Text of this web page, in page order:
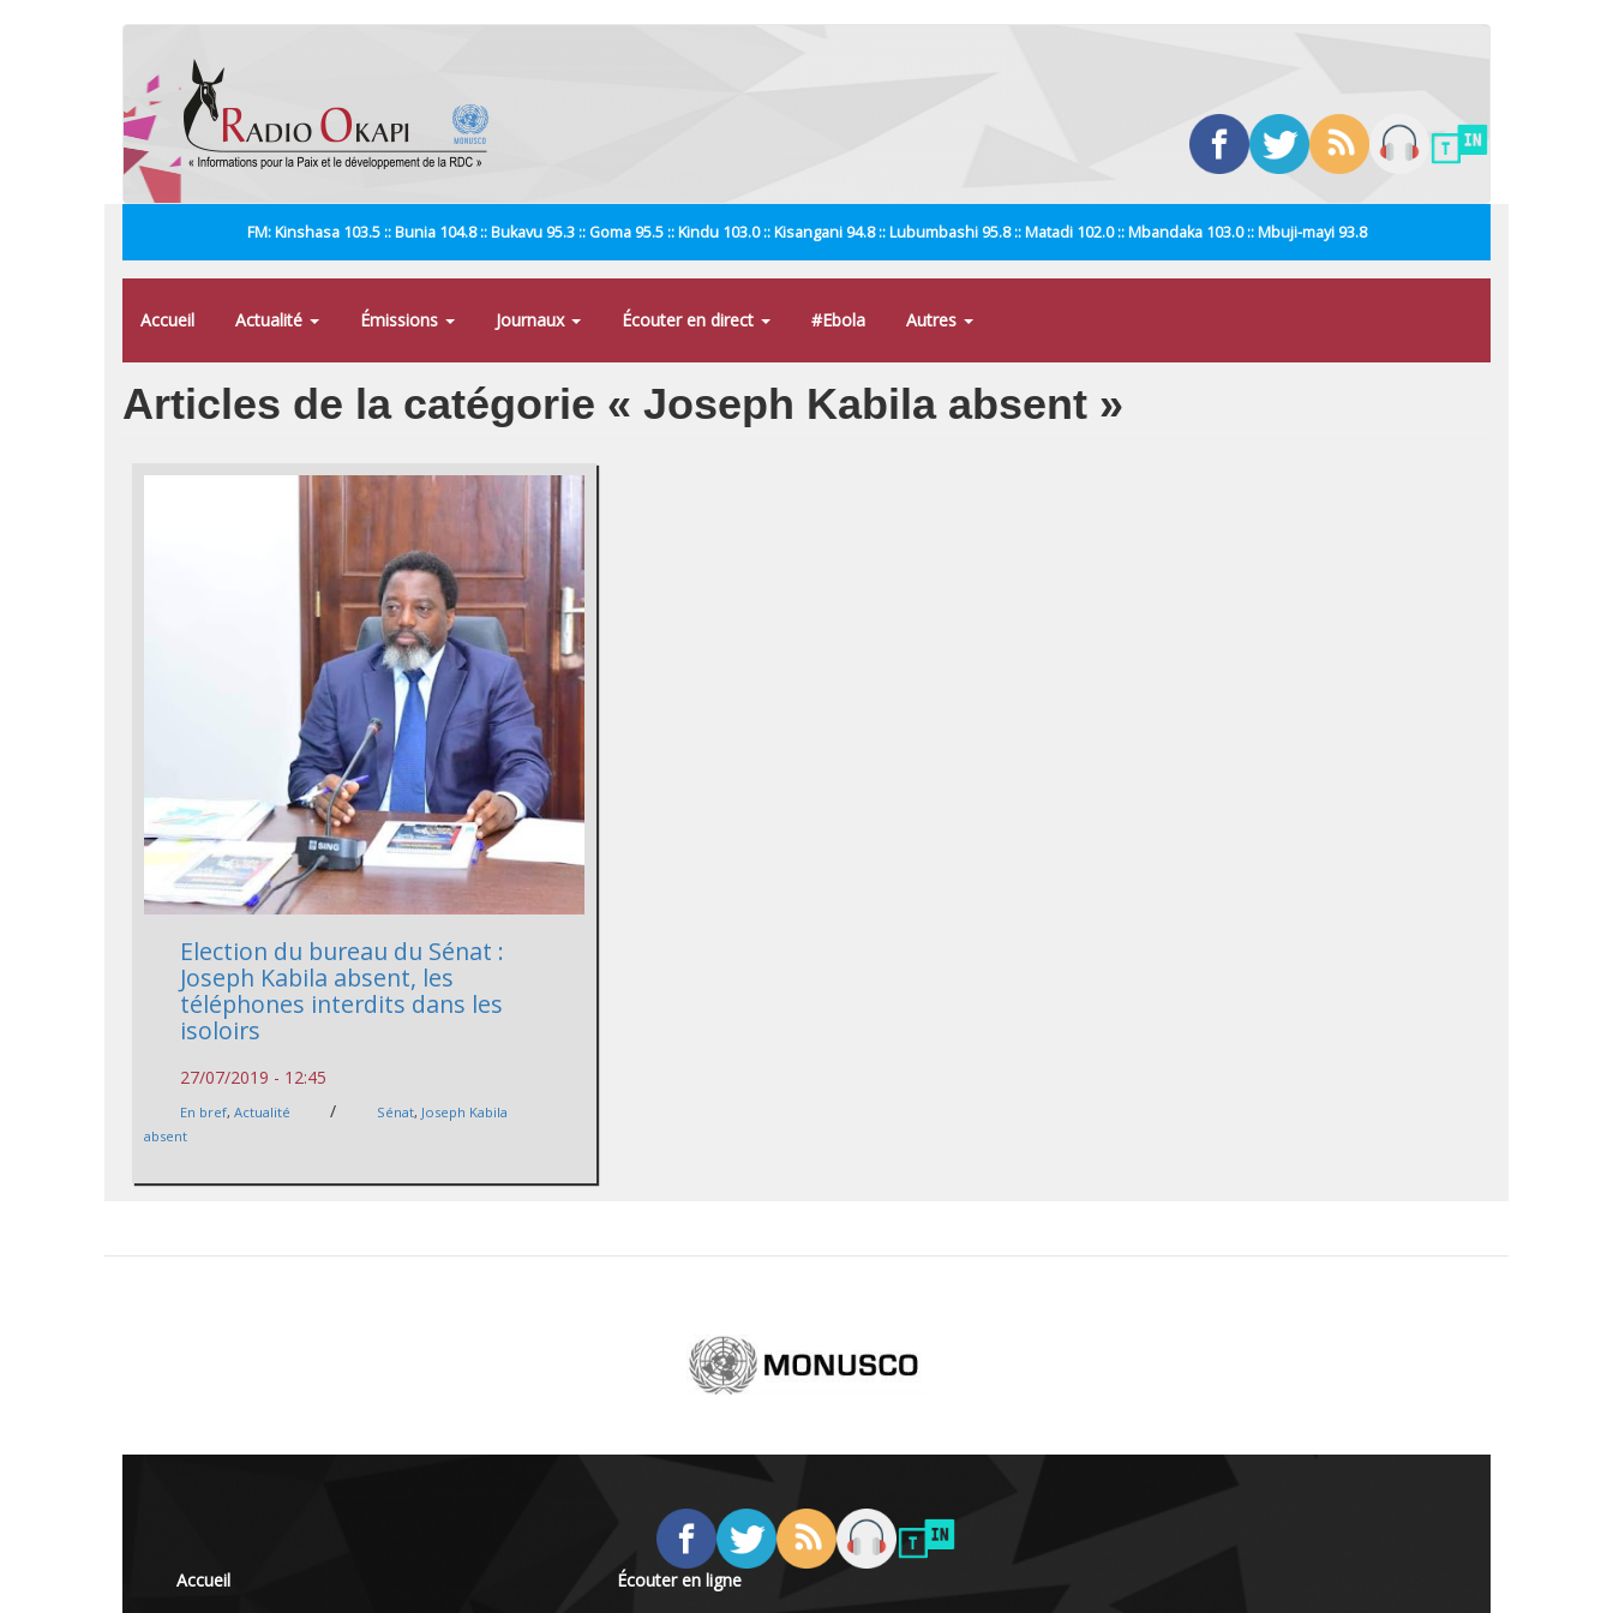
FM: Kinshasa 103.5 :: Bunia 104.8 :: Bukavu 95.3 :: Goma 95.5 :: Kindu 103.0 :: Kisangani 94.8 :: Lubumbashi 95.8 :: Matadi 102.0 :: Mbandaka 103.0 :: Mbuji-mayi 93.8
Accueil Actualité Émissions Journaux Écouter en direct #Ebola Autres
Articles de la catégorie « Joseph Kabila absent »
Election du bureau du Sénat :
Joseph Kabila absent, les
téléphones interdits dans les
isoloirs
27/07/2019 - 12:45
En bref,Actualité / Sénat, Joseph Kabila
absent
Accueil Écouter en ligne